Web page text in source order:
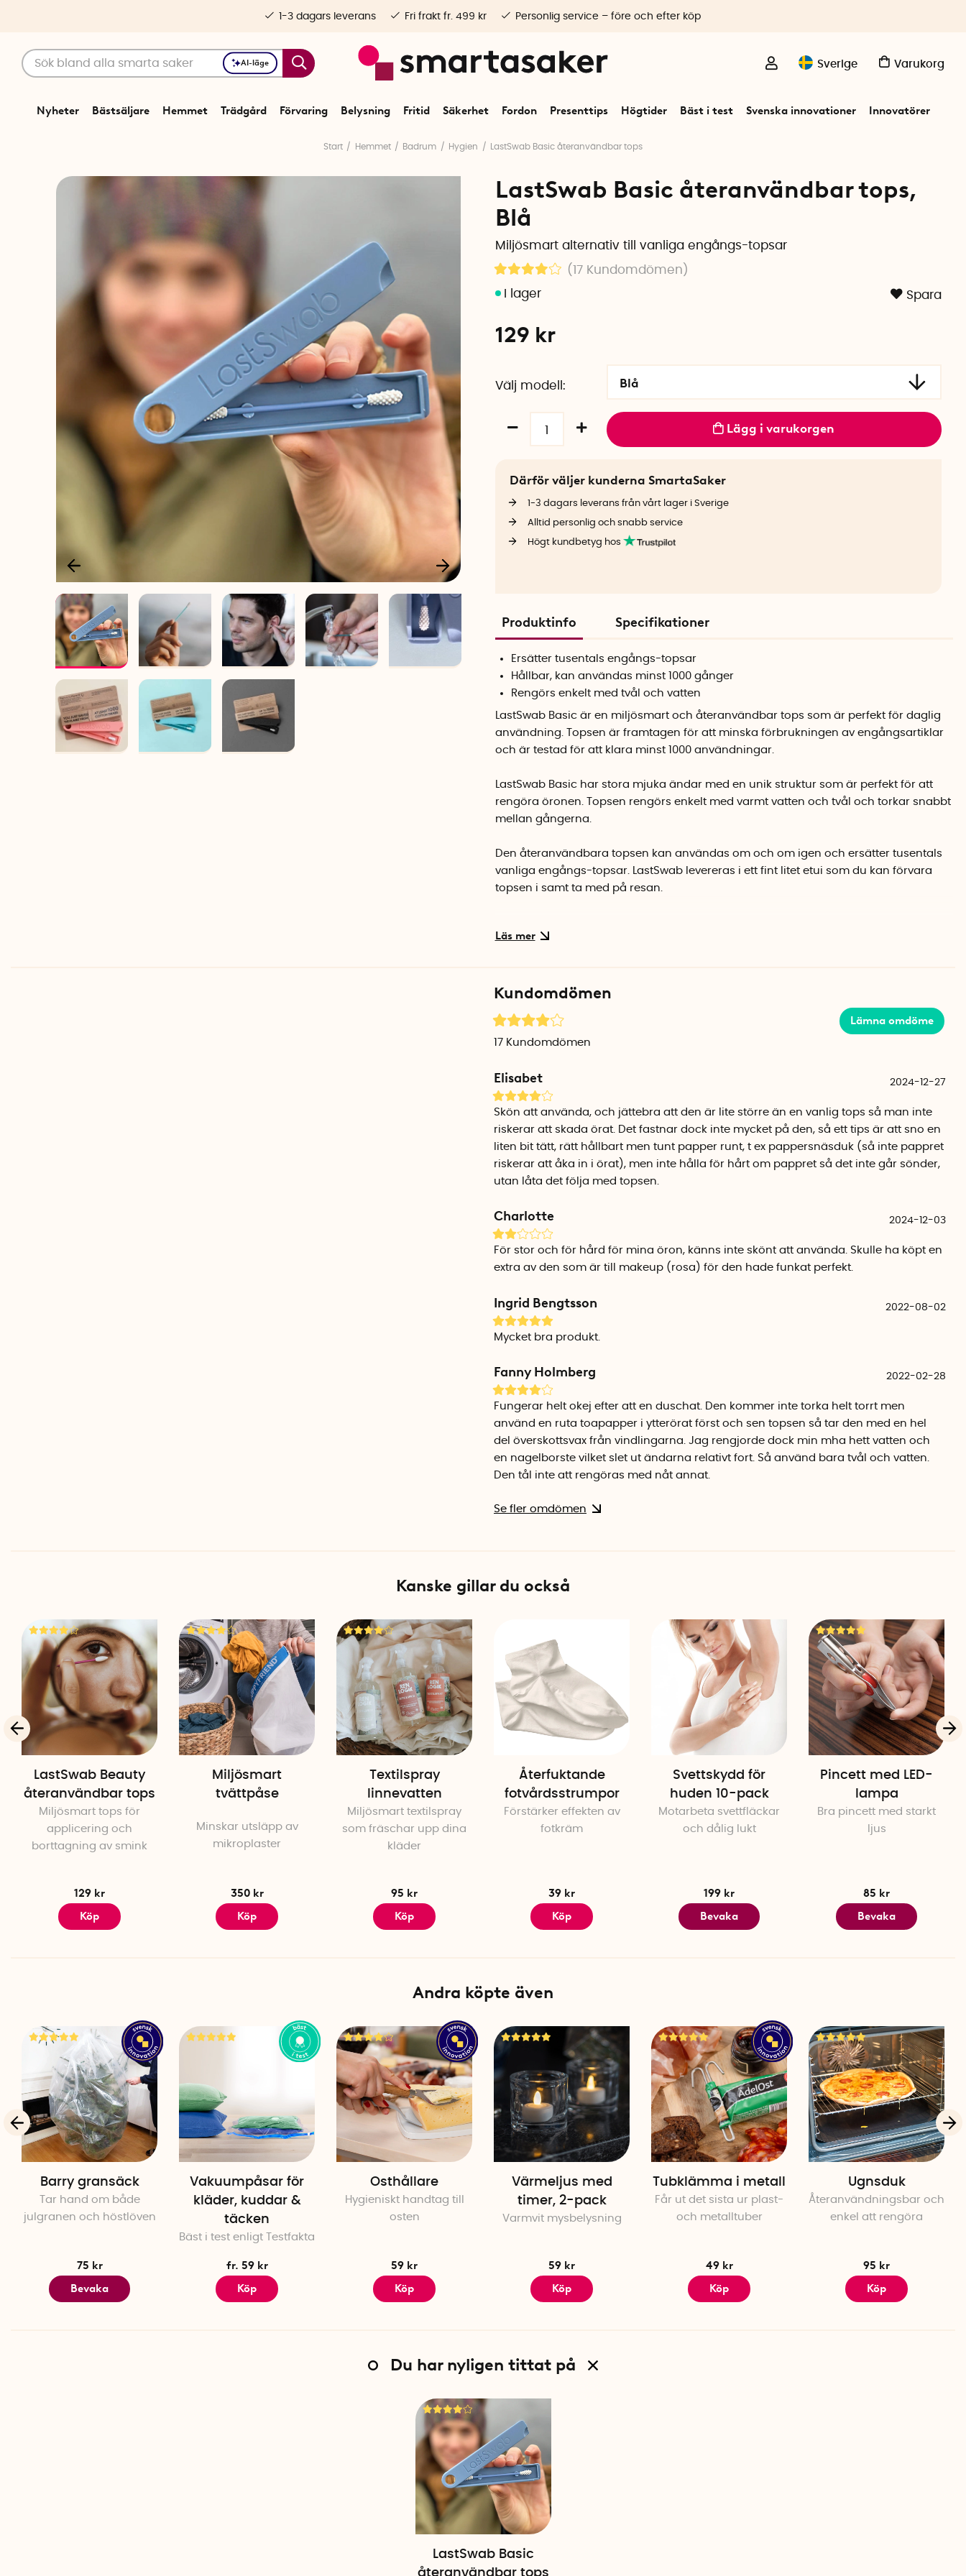
AI-läge Sverige Varukorg
Nyheter Bästsäljare Hemmet Trädgård Förvaring Belysning Fritid Säkerhet Fordon Presenttips Högtider Bäst i test Svenska innovationer Innovatörer
1-3 dagars leverans Fri frakt fr. 499 kr Personlig service – före och efter köp
Start Hemmet Badrum Hygien LastSwab Basic återanvändbar tops
LastSwab Basic återanvändbar tops,
Blå
Miljösmart alternativ till vanliga engångs-topsar
(17 Kundomdömen )
Spara
129 kr
Välj modell Blå
Lägg i varukorgen
Därför väljer kunderna SmartaSaker
1-3 dagars leverans från vårt lager i Sverige
Alltid personlig och snabb service
Högt kundbetyg hos
Produktinfo Specifikationer
Ersätter tusentals engångs-topsar
Hållbar, kan användas minst 1000 gånger
Rengörs enkelt med tvål och vatten
LastSwab Basic är en miljösmart och återanvändbar tops som är perfekt för daglig
användning. Topsen är framtagen för att minska förbrukningen av engångsartiklar
och är testad för att klara minst 1000 användningar.
LastSwab Basic har stora mjuka ändar med en unik struktur som är perfekt för att
rengöra öronen. Topsen rengörs enkelt med varmt vatten och tvål och torkar snabbt
mellan gångerna.
Den återanvändbara topsen kan användas om och om igen och ersätter tusentals
vanliga engångs-topsar. LastSwab levereras i ett fint litet etui som du kan förvara
topsen i samt ta med på resan.
alternativ till engångsartiklar. LastSwab startade som ett crowdfundingprojekt på
Etuiet är tillverkat av majsbaserad och biologiskt nedbrytbar PLA-plast. Ändarna på
topsen är tillverkade av mjuk TPE-plast och pinnen är tillverkad av nylon. LastSwab
källsorteras som brännbart.
Kundomdömen
Lämna omdöme
17 Kundomdömen
Elisabet 2024-12-27
Skön att använda, och jättebra att den är lite större än en vanlig tops så man inte
riskerar att skada örat. Det fastnar dock inte mycket på den, så ett tips är att sno en
liten bit tätt, rätt hållbart men tunt papper runt, t ex pappersnäsduk (så inte pappret
riskerar att åka in i örat), men inte hålla för hårt om pappret så det inte går sönder,
utan låta det följa med topsen.
Charlotte 2024-12-03
För stor och för hård för mina öron, känns inte skönt att använda. Skulle ha köpt en
extra av den som är till makeup (rosa) för den hade funkat perfekt.
Ingrid Bengtsson 2022-08-02
Mycket bra produkt.
Fanny Holmberg 2022-02-28
Fungerar helt okej efter att en duschat. Den kommer inte torka helt torrt men
använd en ruta toapapper i ytterörat först och sen topsen så tar den med en hel
del överskottsvax från vindlingarna. Jag rengjorde dock min mha hett vatten och
en nagelborste vilket slet ut ändarna relativt fort. Så använd bara tvål och vatten.
Den tål inte att rengöras med nåt annat.
Se fler omdömen
Kanske gillar du också
LastSwab Beauty
återanvändbar tops
Miljösmart tops för
applicering och
borttagning av smink
129 kr
Köp
Miljösmart
tvättpåse
Minskar utsläpp av
mikroplaster
350 kr
Köp
Textilspray
linnevatten
Miljösmart textilspray
som fräschar upp dina
kläder
95 kr
Köp
Återfuktande
fotvårdsstrumpor
Förstärker effekten av
fotkräm
39 kr
Köp
Svettskydd för
huden 10-pack
Motarbeta svettfläckar
och dålig lukt
199 kr
Bevaka
Pincett med LED-
lampa
Bra pincett med starkt
ljus
85 kr
Bevaka
Andra köpte även
Barry gransäck
Tar hand om både
julgranen och höstlöven
75 kr
Bevaka
Vakuumpåsar för
kläder, kuddar &
täcken
Bäst i test enligt Testfakta
fr. 59 kr
Köp
Osthållare
Hygieniskt handtag till
osten
59 kr
Köp
Värmeljus med
timer, 2-pack
Varmvit mysbelysning
59 kr
Köp
Tubklämma i metall
Får ut det sista ur plast-
och metalltuber
49 kr
Köp
Ugnsduk
Återanvändningsbar och
enkel att rengöra
95 kr
Köp
Du har nyligen tittat på
LastSwab Basic
återanvändbar tops